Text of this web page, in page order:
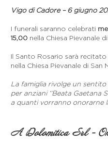
Vigo di Cadore – 6 giugno
I funerali saranno celebrati
15,00 nella Chiesa Pievanale
Il Santo Rosario sarà
nella Chiesa Pievanale di San
La famiglia rivolge un
per anziani ‘‘Beata Gaetana
a quanti vorranno onorarne
A Dolomitica Srl -